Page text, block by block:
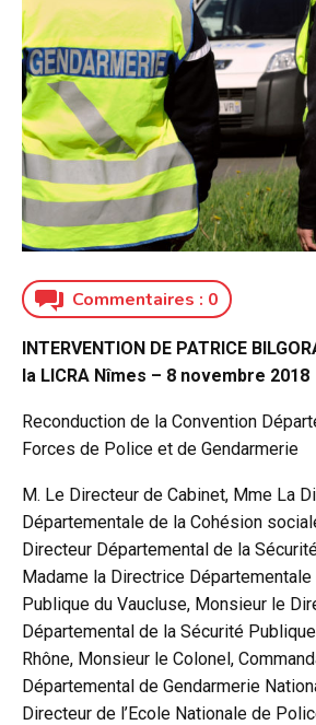
Commentaires : 0
INTERVENTION DE PATRICE
la LICRA Nîmes – 8 novembre 2018
Reconduction de la Convention
Forces de Police et de Gendarmerie
M. Le Directeur de Cabinet, Mme La
Départementale de la Cohésion
Directeur Départemental de la
Madame la Directrice
Publique du Vaucluse, Monsieur le
Départemental de la Sécurité
Rhône, Monsieur le Colonel,
Départemental de Gendarmerie
Directeur de l’Ecole Nationale de